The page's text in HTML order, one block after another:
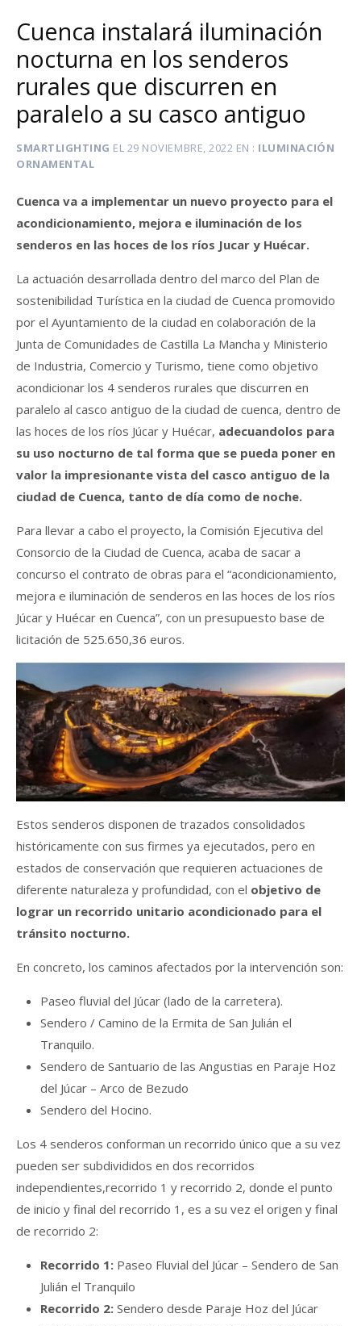
Cuenca instalará iluminación
nocturna en los senderos
rurales que discurren en
paralelo a su casco antiguo
SMARTLIGHTING EL 29 NOVIEMBRE, 2022 EN
ILUMINACIÓN
ORNAMENTAL
Cuenca va a implementar un nuevo proyecto para el
acondicionamiento, mejora e iluminación de los
senderos en las hoces de los ríos Jucar y Huécar.
La actuación desarrollada dentro del marco del Plan de
sostenibilidad Turística en la ciudad de Cuenca promovido
por el Ayuntamiento de la ciudad en colaboración de la
Junta de Comunidades de Castilla La Mancha y Ministerio
de Industria, Comercio y Turismo, tiene como objetivo
acondicionar los 4 senderos rurales que discurren en
paralelo al casco antiguo de la ciudad de cuenca, dentro de
las hoces de los ríos Júcar y Huécar, adecuandolos para
su uso nocturno de tal forma que se pueda poner en
valor la impresionante vista del casco antiguo de la
ciudad de Cuenca, tanto de día como de noche.
Para llevar a cabo el proyecto, la Comisión Ejecutiva del
Consorcio de la Ciudad de Cuenca, acaba de sacar a
concurso el contrato de obras para el “acondicionamiento,
mejora e iluminación de senderos en las hoces de los ríos
Júcar y Huécar en Cuenca”, con un presupuesto base de
licitación de 525.650,36 euros.
Estos senderos disponen de trazados consolidados
históricamente con sus firmes ya ejecutados, pero en
estados de conservación que requieren actuaciones de
diferente naturaleza y profundidad, con el objetivo de
lograr un recorrido unitario acondicionado para el
tránsito nocturno.
En concreto, los caminos afectados por la intervención son:
Paseo fluvial del Júcar (lado de la carretera).
Sendero / Camino de la Ermita de San Julián el
Tranquilo.
Sendero de Santuario de las Angustias en Paraje Hoz
del Júcar – Arco de Bezudo
Sendero del Hocino.
Los 4 senderos conforman un recorrido único que a su vez
pueden ser subdivididos en dos recorridos
independientes,recorrido 1 y recorrido 2, donde el punto
de inicio y final del recorrido 1, es a su vez el origen y final
de recorrido 2:
Recorrido 1: Paseo Fluvial del Júcar – Sendero de San
Julián el Tranquilo
Recorrido 2: Sendero desde Paraje Hoz del Júcar